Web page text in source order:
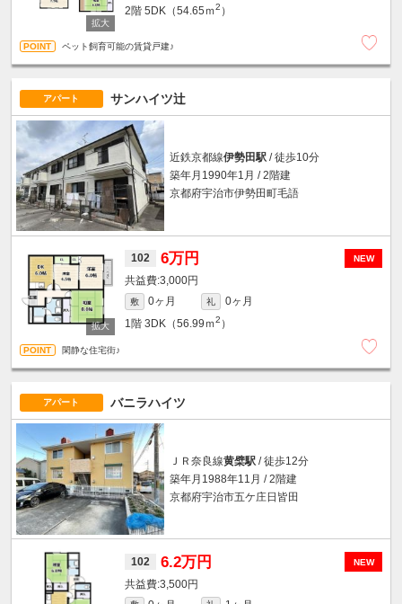
2階 5DK（54.65ｍ2 ）
ペット飼育可能の賃貸戸建♪
アパート サンハイツ辻
近鉄京都線伊勢田駅/ 徒歩10分
築年月1990年1月 / 2階建
京都府宇治市伊勢田町毛語
NEW
102 6万円
3,000円
敷 0ヶ月 礼
0ヶ月
1階 3DK（56.99ｍ2 ）
閑静な住宅街♪
アパート バニラハイツ
ＪＲ奈良線黄檗駅/ 徒歩12分
築年月1988年11月 / 2階建
京都府宇治市五ケ庄日皆田
NEW
102 6.2万円
3,500円